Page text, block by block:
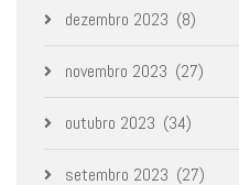
dezembro 2023 (8)
novembro 2023 (27)
outubro 2023 (34)
setembro 2023 (27)